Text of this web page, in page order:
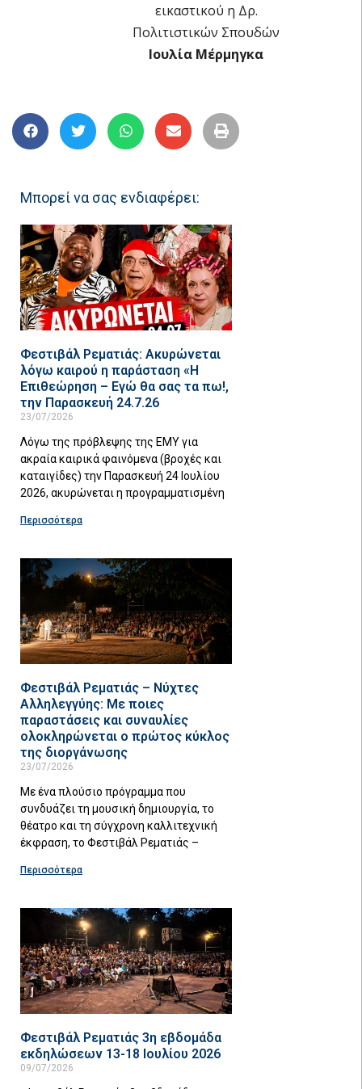
εικαστικού η Δρ.
Πολιτιστικών Σπουδών
Ιουλία Μέρμηγκα
Μπορεί να σας ενδιαφέρει:
Φεστιβάλ Ρεματιάς: Ακυρώνεται
λόγω καιρού η παράσταση «Η
Επιθεώρηση – Εγώ θα σας τα πω!,
την Παρασκευή 24.7.26
23/07/2026
Λόγω της πρόβλεψης της ΕΜΥ για
ακραία καιρικά φαινόμενα (βροχές και
καταιγίδες) την Παρασκευή 24 Ιουλίου
2026, ακυρώνεται η προγραμματισμένη
Περισσότερα
Φεστιβάλ Ρεματιάς – Νύχτες
Αλληλεγγύης: Με ποιες
παραστάσεις και συναυλίες
ολοκληρώνεται ο πρώτος κύκλος
της διοργάνωσης
23/07/2026
Με ένα πλούσιο πρόγραμμα που
συνδυάζει τη μουσική δημιουργία, το
θέατρο και τη σύγχρονη καλλιτεχνική
έκφραση, το Φεστιβάλ Ρεματιάς –
Περισσότερα
Φεστιβάλ Ρεματιάς 3η εβδομάδα
εκδηλώσεων 13-18 Ιουλίου 2026
09/07/2026